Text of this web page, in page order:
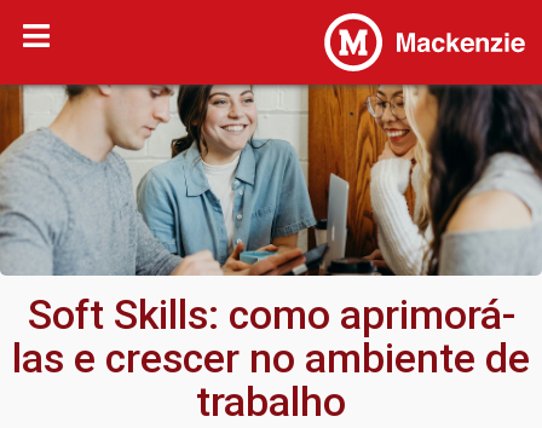
Soft Skills: como aprimorá-
las e crescer no ambiente de
trabalho